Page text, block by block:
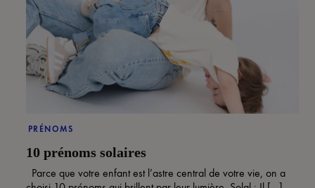
PRÉNOMS
10 prénoms solaires
Parce que votre enfant est l’astre central de votre vie, on a